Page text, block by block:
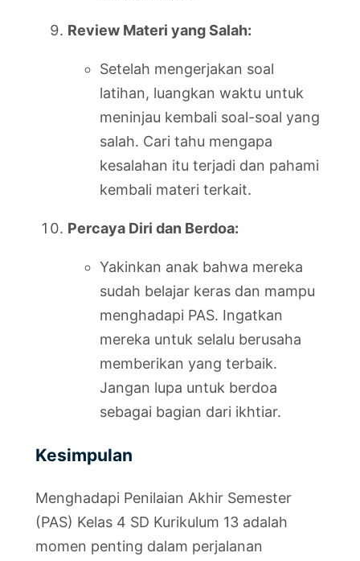
Review Materi yang Salah:
Setelah mengerjakan soal
latihan, luangkan waktu untuk
meninjau kembali soal-soal yang
salah. Cari tahu mengapa
kesalahan itu terjadi dan pahami
kembali materi terkait.
Percaya Diri dan Berdoa:
Yakinkan anak bahwa mereka
sudah belajar keras dan mampu
menghadapi PAS. Ingatkan
mereka untuk selalu berusaha
memberikan yang terbaik.
Jangan lupa untuk berdoa
sebagai bagian dari ikhtiar.
Kesimpulan
Menghadapi Penilaian Akhir Semester
(PAS) Kelas 4 SD Kurikulum 13 adalah
momen penting dalam perjalanan